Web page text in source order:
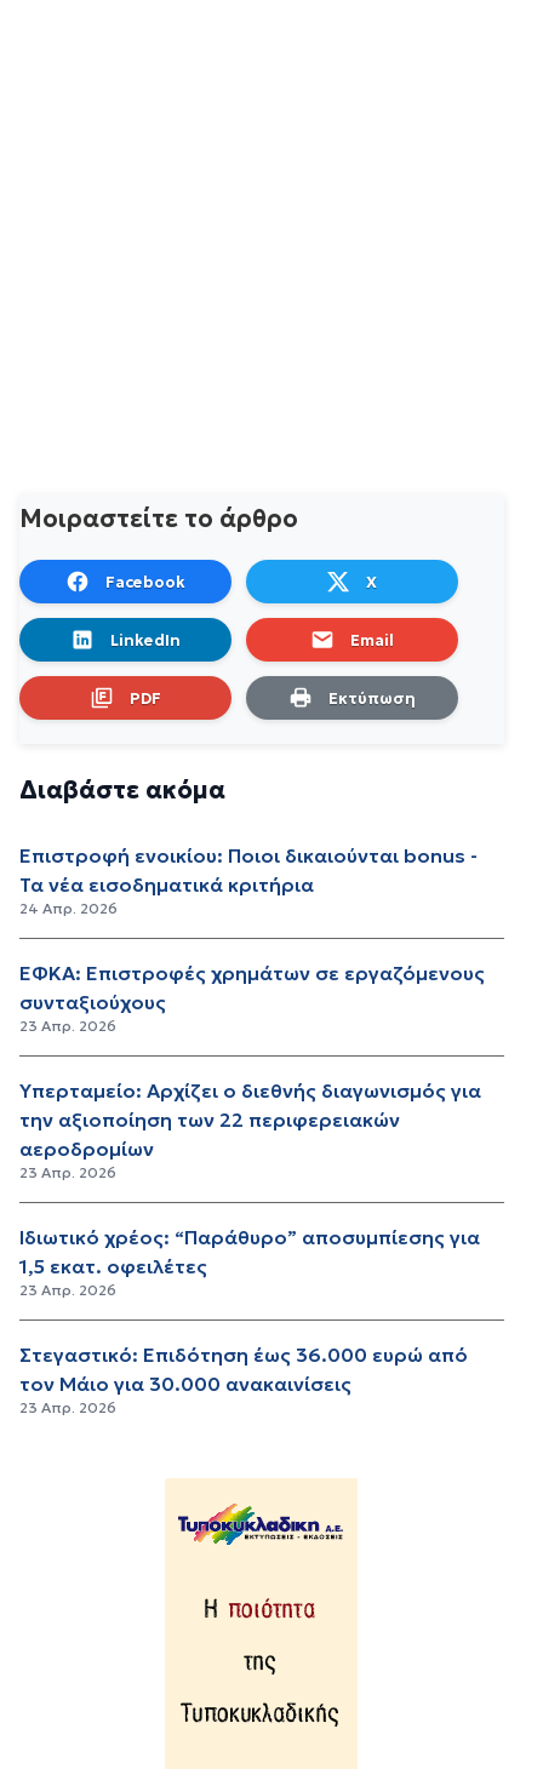
Μοιραστείτε το άρθρο
Facebook X
LinkedIn Email
PDF Εκτύπωση
Διαβάστε ακόμα
Επιστροφή ενοικίου: Ποιοι δικαιούνται bonus -
Τα νέα εισοδηματικά κριτήρια
24 Απρ. 2026
ΕΦΚΑ: Επιστροφές χρημάτων σε εργαζόμενους
συνταξιούχους
23 Απρ. 2026
Υπερταμείο: Αρχίζει ο διεθνής διαγωνισμός για
την αξιοποίηση των 22 περιφερειακών
αεροδρομίων
23 Απρ. 2026
Ιδιωτικό χρέος: “Παράθυρο” αποσυμπίεσης για
1,5 εκατ. οφειλέτες
23 Απρ. 2026
Στεγαστικό: Επιδότηση έως 36.000 ευρώ από
τον Μάιο για 30.000 ανακαινίσεις
23 Απρ. 2026